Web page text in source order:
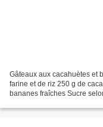
Gâteaux aux cacahuètes et
farine et de riz 250 g de
bananes fraîches Sucre